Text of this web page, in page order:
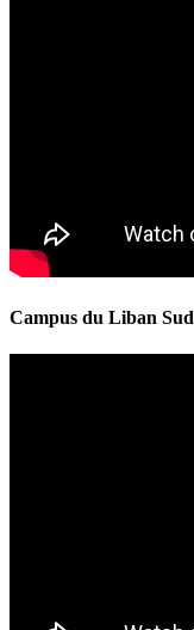
Campus du Liban Sud